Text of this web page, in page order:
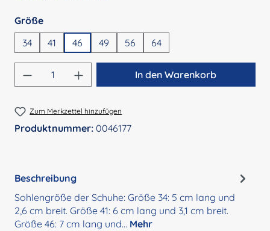
Größeauswählen
34
41 46 49 56 64
Produkt Anzahl: Gib den gewünschten
In den Warenkorb
Zum Merkzettel hinzufügen
Produktnummer: 0046177
Beschreibung
Sohlengröße der Schuhe: Größe 34: 5 cm lang und
2,6 cm breit. Größe 41: 6 cm lang und 3,1 cm breit.
Größe 46: 7 cm lang und… Mehr